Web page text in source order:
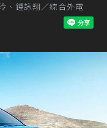
、鍾詠翔／綜合外電